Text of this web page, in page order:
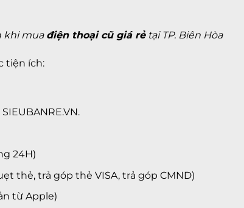
khi mua điện thoại cũ giá rẻtại TP. Biên Hòa
tiện ích:
24H)
thẻ, trả góp thẻ VISA, trả góp CMND)
từ Apple)